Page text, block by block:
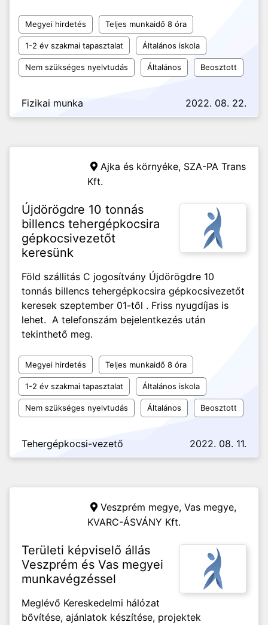
Megyei hirdetés Teljes munkaidő 8 óra
1-2 év szakmai tapasztalat Általános iskola
Nem szükséges nyelvtudás Általános Beosztott
Fizikai munka 2022. 08. 22.
Ajka és környéke, SZA-PA Trans
Kft.
Újdörögdre 10 tonnás
billencs tehergépkocsira
gépkocsivezetőt
keresünk
Föld szállitás C jogosítvány Újdörögdre 10
tonnás billencs tehergépkocsira gépkocsivezetőt
keresek szeptember 01-től . Friss nyugdíjas is
lehet. A telefonszám bejelentkezés után
tekinthető meg.
Megyei hirdetés Teljes munkaidő 8 óra
1-2 év szakmai tapasztalat Általános iskola
Nem szükséges nyelvtudás Általános Beosztott
Tehergépkocsi-vezető 2022. 08. 11.
Veszprém megye, Vas megye,
KVARC-ÁSVÁNY Kft.
Területi képviselő állás
Veszprém és Vas megyei
munkavégzéssel
Meglévő Kereskedelmi hálózat
bővítése, ajánlatok készítése, projektek